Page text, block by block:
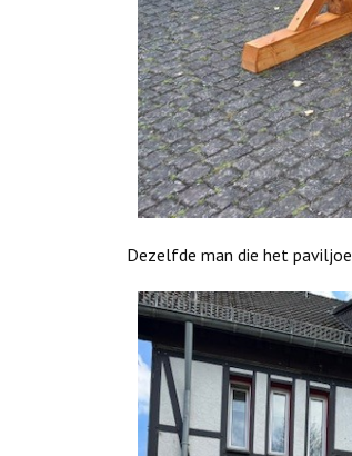
Dezelfde man die het